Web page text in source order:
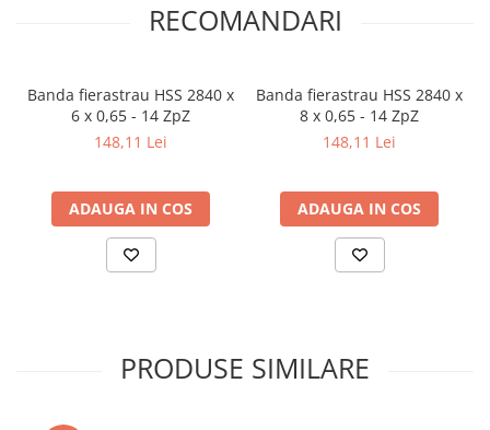
RECOMANDARI
Banda fierastrau HSS 2840 x
6 x 0,65 - 14 ZpZ
148,11 Lei
ADAUGA IN COS
Banda fierastrau HSS 2840 x
8 x 0,65 - 14 ZpZ
148,11 Lei
ADAUGA IN COS
PRODUSE SIMILARE